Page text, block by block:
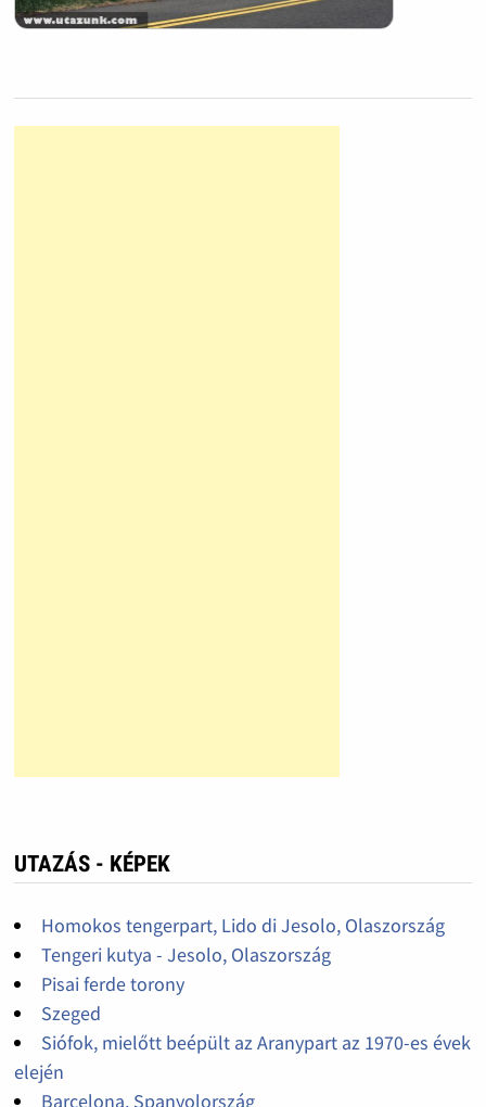
UTAZÁS - KÉPEK
Homokos tengerpart, Lido di Jesolo, Olaszország
Tengeri kutya - Jesolo, Olaszország
Pisai ferde torony
Szeged
Siófok, mielőtt beépült az Aranypart az 1970-es évek
elején
Barcelona, Spanyolország